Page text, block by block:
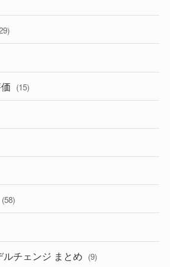
(5)
(7)
(5)
(15)
(58)
チェンジ まとめ (9)